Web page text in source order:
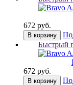
672 руб.
В корзину
Быстрый
672 руб.
В корзину